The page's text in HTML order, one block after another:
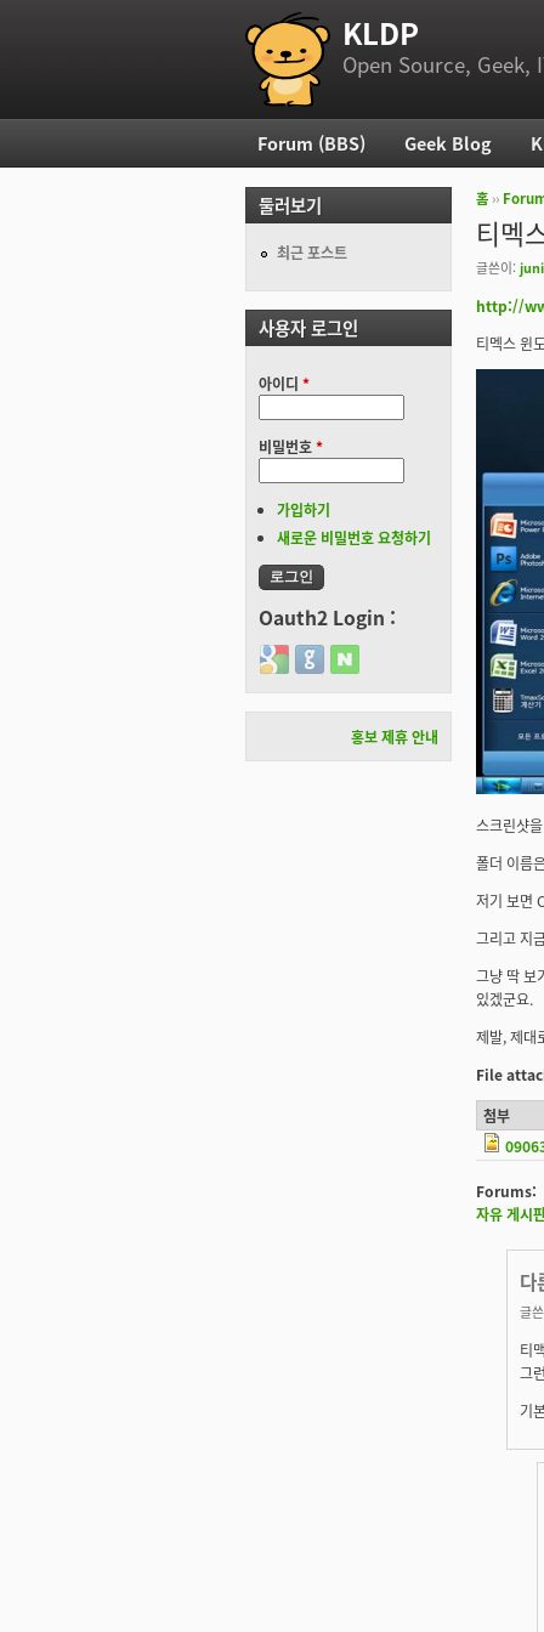
부 메뉴 KLDP
Open Source, Geek,
현재 위
홈 ››
티멕
글쓴이:
http://
티멕스 윈
스크린샷
폴더 이름
저기 보면
그리고 지
그냥 딱 보
있겠군요.
제발, 제대
File
첨부
Forums:
자유 게시
다
글
티
그
기
주 메뉴
Forum (BBS) Geek Blog
둘러보기
최근 포스트
사용자 로그인
아이디 *
비밀번호*
가입하기
새로운 비밀번호 요청하기
Oauth2 Login :
Login with Google
Login with GitHub
Login with Naver
홍보 제휴 안내